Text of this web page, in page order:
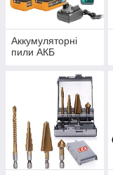
Аккумуляторні
пили АКБ